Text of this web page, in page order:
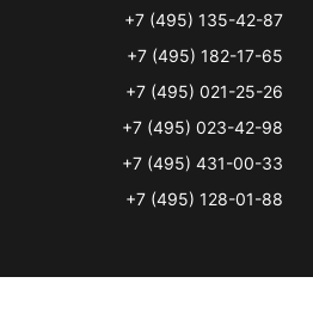
+7 (495) 135-42-87
+7 (495) 182-17-65
+7 (495) 021-25-26
+7 (495) 023-42-98
+7 (495) 431-00-33
+7 (495) 128-01-88